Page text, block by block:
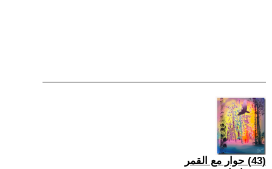
(43) حوار مع القمر